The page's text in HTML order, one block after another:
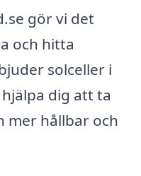
gör vi det
och hitta
solceller i
dig att ta
mer hållbar och